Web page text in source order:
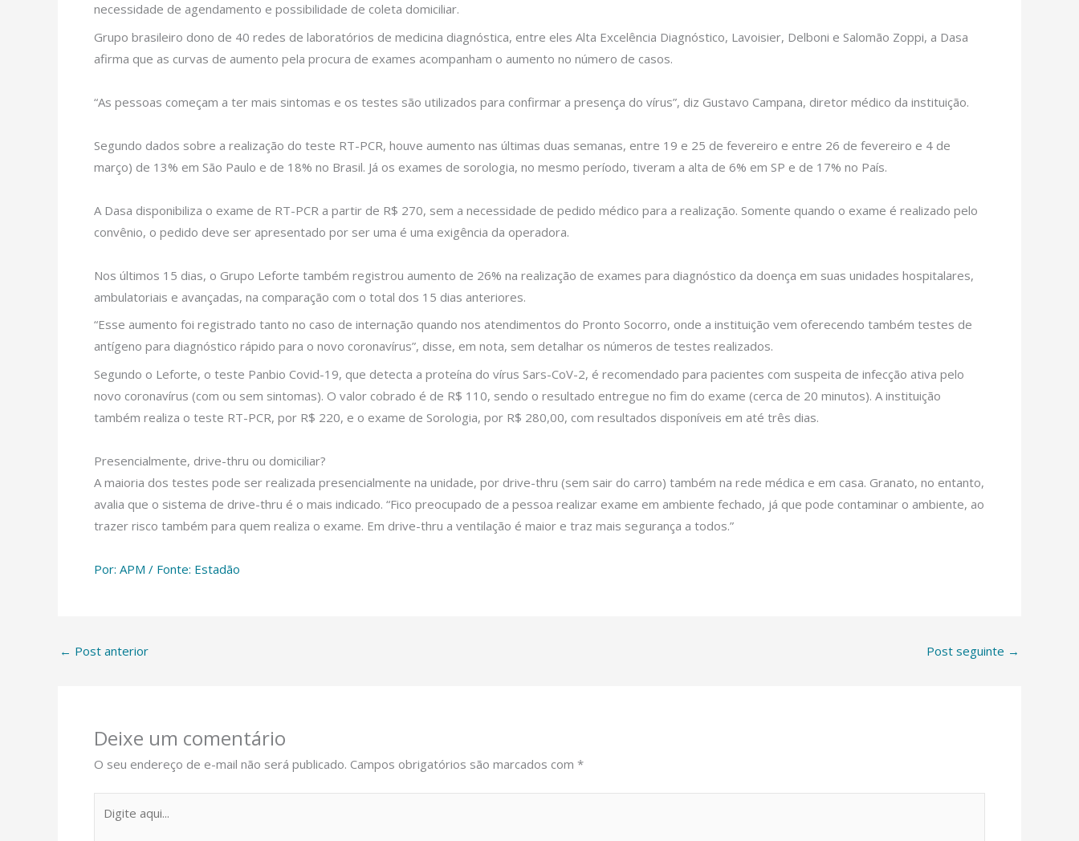
necessidade de agendamento e possibilidade de coleta domiciliar.
Grupo brasileiro dono de 40 redes de laboratórios de medicina diagnóstica, entre eles Alta Excelência Diagnóstico, Lavoisier, Delboni e Salomão Zoppi, a Dasa
afirma que as curvas de aumento pela procura de exames acompanham o aumento no número de casos.
“As pessoas começam a ter mais sintomas e os testes são utilizados para confirmar a presença do vírus”, diz Gustavo Campana, diretor médico da instituição.
Segundo dados sobre a realização do teste RT-PCR, houve aumento nas últimas duas semanas, entre 19 e 25 de fevereiro e entre 26 de fevereiro e 4 de
março) de 13% em São Paulo e de 18% no Brasil. Já os exames de sorologia, no mesmo período, tiveram a alta de 6% em SP e de 17% no País.
A Dasa disponibiliza o exame de RT-PCR a partir de R$ 270, sem a necessidade de pedido médico para a realização. Somente quando o exame é realizado pelo
convênio, o pedido deve ser apresentado por ser uma é uma exigência da operadora.
Nos últimos 15 dias, o Grupo Leforte também registrou aumento de 26% na realização de exames para diagnóstico da doença em suas unidades hospitalares,
ambulatoriais e avançadas, na comparação com o total dos 15 dias anteriores.
“Esse aumento foi registrado tanto no caso de internação quando nos atendimentos do Pronto Socorro, onde a instituição vem oferecendo também testes de
antígeno para diagnóstico rápido para o novo coronavírus”, disse, em nota, sem detalhar os números de testes realizados.
Segundo o Leforte, o teste Panbio Covid-19, que detecta a proteína do vírus Sars-CoV-2, é recomendado para pacientes com suspeita de infecção ativa pelo
novo coronavírus (com ou sem sintomas). O valor cobrado é de R$ 110, sendo o resultado entregue no fim do exame (cerca de 20 minutos). A instituição
também realiza o teste RT-PCR, por R$ 220, e o exame de Sorologia, por R$ 280,00, com resultados disponíveis em até três dias.
Presencialmente, drive-thru ou domiciliar?
A maioria dos testes pode ser realizada presencialmente na unidade, por drive-thru (sem sair do carro) também na rede médica e em casa. Granato, no entanto,
avalia que o sistema de drive-thru é o mais indicado. “Fico preocupado de a pessoa realizar exame em ambiente fechado, já que pode contaminar o ambiente, ao
trazer risco também para quem realiza o exame. Em drive-thru a ventilação é maior e traz mais segurança a todos.”
Por: APM / Fonte: Estadão
← Post anterior Post seguinte →
Deixe um comentário
O seu endereço de e-mail não será publicado. Campos obrigatórios são marcados com *
aqui...